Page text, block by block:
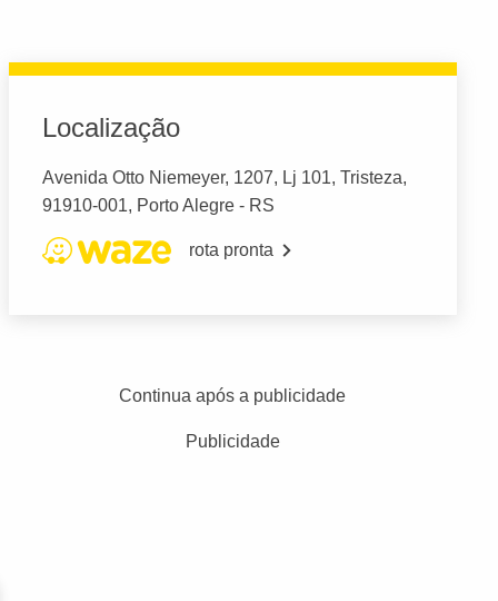
Localização
Avenida Otto Niemeyer, 1207, Lj 101, Tristeza,
91910-001, Porto Alegre - RS
rota pronta
Continua após a publicidade
Publicidade